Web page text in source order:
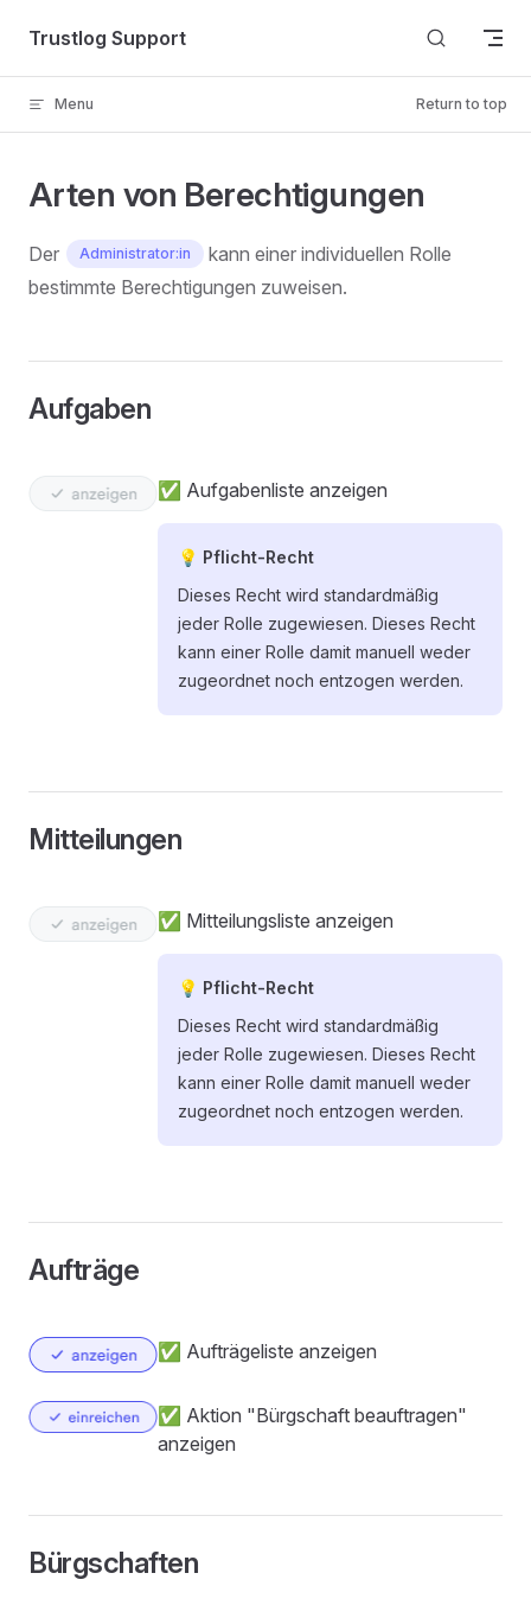
Skip to content
Trustlog Support
Menu Return to top
Arten von Berechtigungen
Der Administrator:in
kann einer individuellen Rolle
bestimmte Berechtigungen zuweisen.
Aufgaben
✅ Aufgabenliste anzeigen
💡 Pflicht-Recht
Dieses Recht wird standardmäßig
jeder Rolle zugewiesen. Dieses Recht
kann einer Rolle damit manuell weder
zugeordnet noch entzogen werden.
Mitteilungen
✅ Mitteilungsliste anzeigen
💡 Pflicht-Recht
Dieses Recht wird standardmäßig
jeder Rolle zugewiesen. Dieses Recht
kann einer Rolle damit manuell weder
zugeordnet noch entzogen werden.
Aufträge
✅ Aufträgeliste anzeigen
✅ Aktion "Bürgschaft beauftragen"
anzeigen
Bürgschaften